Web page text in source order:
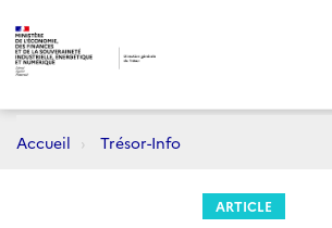
Accueil Trésor-Info
ARTICLE